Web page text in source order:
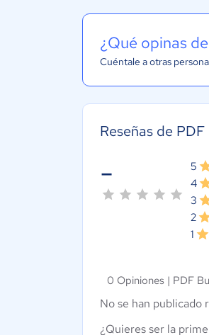
¿Qué opinas
Cuéntale a otras
Reseñas de
- 5
4
3
2
1
0 Opiniones | PDF
No se han publicado
¿Quieres ser la